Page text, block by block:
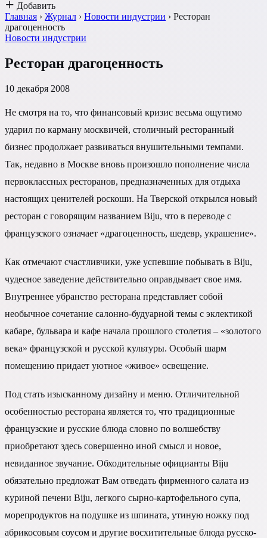
Добавить
Главная › Журнал › Новости индустрии › Ресторан
драгоценность
Новости индустрии
Ресторан драгоценность
10 декабря 2008
Не смотря на то, что финансовый кризис весьма ощутимо
ударил по карману москвичей, столичный ресторанный
бизнес продолжает развиваться внушительными темпами.
Так, недавно в Москве вновь произошло пополнение числа
первоклассных ресторанов, предназначенных для отдыха
настоящих ценителей роскоши. На Тверской открылся новый
ресторан с говорящим названием Biju, что в переводе с
французского означает «драгоценность, шедевр, украшение».
Как отмечают счастливчики, уже успевшие побывать в Biju,
чудесное заведение действительно оправдывает свое имя.
Внутреннее убранство ресторана представляет собой
необычное сочетание салонно-будуарной темы с эклектикой
кабаре, бульвара и кафе начала прошлого столетия – «золотого
века» французской и русской культуры. Особый шарм
помещению придает уютное «живое» освещение.
Под стать изысканному дизайну и меню. Отличительной
особенностью ресторана является то, что традиционные
французские и русские блюда словно по волшебству
приобретают здесь совершенно иной смысл и новое,
невиданное звучание. Обходительные официанты Biju
обязательно предложат Вам отведать фирменного салата из
куриной печени Biju, легкого сырно-картофельного супа,
морепродуктов на подушке из шпината, утиную ножку под
абрикосовым соусом и другие восхитительные блюда русско-